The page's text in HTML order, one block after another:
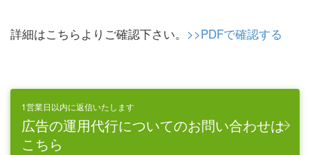
詳細はこちらよりご確認下さい。 >>PDFで確認する
1営業日以内に返信いたします
広告の運用代行についてのお問い合わせは
こちら